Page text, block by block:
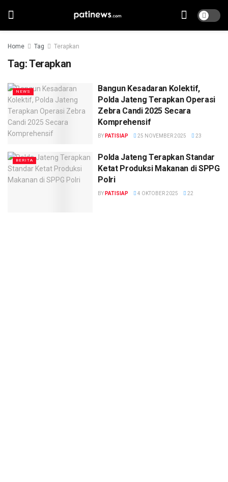
Home Tag Terapkan
Tag:Terapkan
NEWS
Bangun Kesadaran Kolektif,
Polda Jateng Terapkan Operasi
Zebra Candi 2025 Secara
Komprehensif
BY PATISIAP 25 NOVEMBER 2025 23
BERITA
Polda Jateng Terapkan Standar
Ketat Produksi Makanan di SPPG
Polri
BY PATISIAP 4 OKTOBER 2025 22